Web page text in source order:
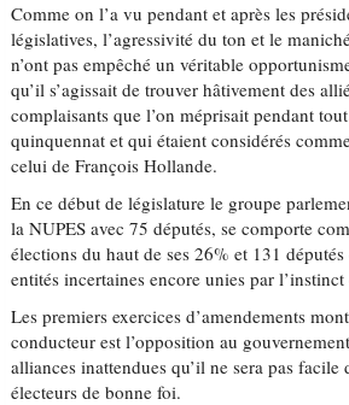
Comme on l’a vu pendant et après les
législatives, l’agressivité du ton et le
n’ont pas empêché un véritable
qu’il s’agissait de trouver hâtivement des
complaisants que l’on méprisait pendant
quinquennat et qui étaient considérés
celui de François Hollande.
En ce début de législature le groupe
la NUPES avec 75 députés, se comporte
élections du haut de ses 26% et 131
entités incertaines encore unies par
Les premiers exercices d’amendements
conducteur est l’opposition au
alliances inattendues qu’il ne sera pas facile
électeurs de bonne foi.